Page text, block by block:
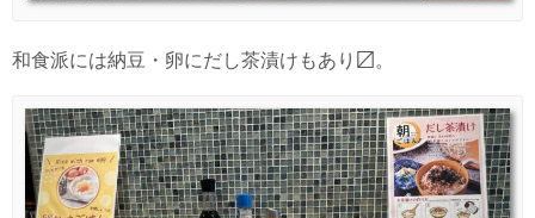
和食派には納豆・卵にだし茶漬けもあり〼。